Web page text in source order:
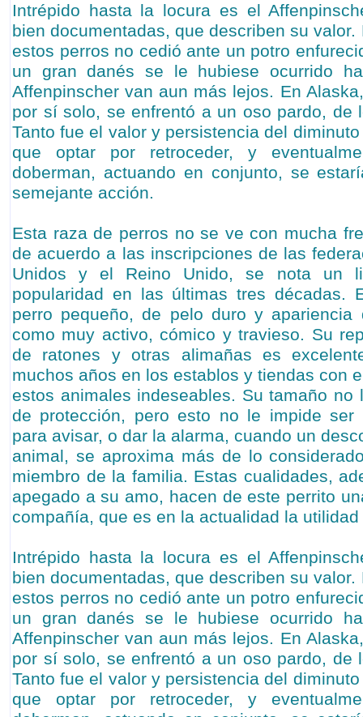
Intrépido hasta la locura es el
bien documentadas, que describen su
estos perros no cedió ante un potro
un gran danés se le hubiese ocurrido
Affenpinscher van aun más lejos. En
por sí solo, se enfrentó a un oso pardo, de
Tanto fue el valor y persistencia del
que optar por retroceder, y
doberman, actuando en conjunto, se
semejante acción.
Esta raza de perros no se ve con mucha
de acuerdo a las inscripciones de las
Unidos y el Reino Unido, se nota un
popularidad en las últimas tres décadas.
perro pequeño, de pelo duro y apariencia
como muy activo, cómico y travieso. Su
de ratones y otras alimañas es
muchos años en los establos y tiendas con
estos animales indeseables. Su tamaño no
de protección, pero esto no le impide ser
para avisar, o dar la alarma, cuando un
animal, se aproxima más de lo
miembro de la familia. Estas cualidades,
apegado a su amo, hacen de este perrito
compañía, que es en la actualidad la
Intrépido hasta la locura es el
bien documentadas, que describen su
estos perros no cedió ante un potro
un gran danés se le hubiese ocurrido
Affenpinscher van aun más lejos. En
por sí solo, se enfrentó a un oso pardo, de
Tanto fue el valor y persistencia del
que optar por retroceder, y